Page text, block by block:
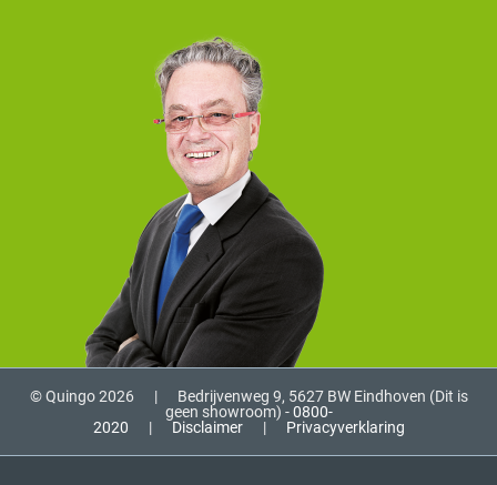
© Quingo 2026 |
Bedrijvenweg 9, 5627 BW Eindhoven (Dit is
geen showroom) -0800-
2020
| Disclaimer | Privacyverklaring